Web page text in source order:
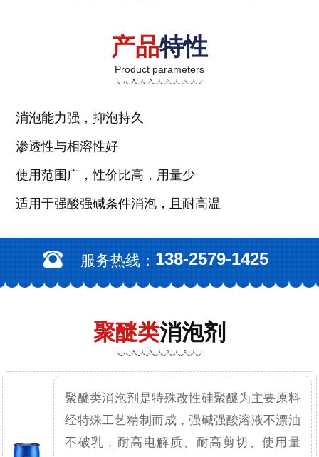
产品特性
Product parameters
消泡能力强，抑泡持久
渗透性与相溶性好
使用范围广，性价比高，用量少
适用于强酸强碱条件消泡，且耐高温
服务热线： 138-2579-1425
聚醚类消泡剂
聚醚类消泡剂是特殊改性硅聚醚为主要原料
经特殊工艺精制而成，强碱强酸溶液不漂油
不破乳，耐高电解质、耐高剪切、使用量